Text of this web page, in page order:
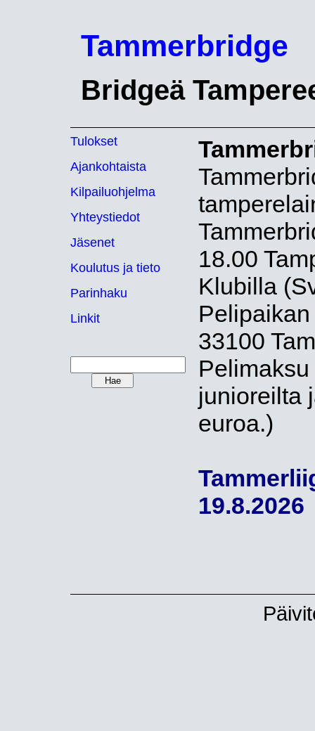
Tammerbridge
Bridgeä
Tulokset
Ajankohtaista
Kilpailuohjelma
Yhteystiedot
Jäsenet
Koulutus ja tieto
Parinhaku
Linkit
18.00
Klubilla
33100
junioreilta
euroa.)
19.8.2026